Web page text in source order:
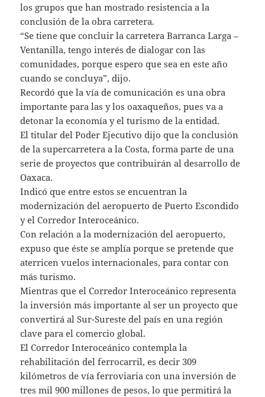
los grupos que han mostrado resistencia a la
conclusión de la obra carretera.
“Se tiene que concluir la carretera Barranca Larga –
Ventanilla, tengo interés de dialogar con las
comunidades, porque espero que sea en este año
cuando se concluya”, dijo.
Recordó que la vía de comunicación es una obra
importante para las y los oaxaqueños, pues va a
detonar la economía y el turismo de la entidad.
El titular del Poder Ejecutivo dijo que la conclusión
de la supercarretera a la Costa, forma parte de una
serie de proyectos que contribuirán al desarrollo de
Oaxaca.
Indicó que entre estos se encuentran la
modernización del aeropuerto de Puerto Escondido
y el Corredor Interoceánico.
Con relación a la modernización del aeropuerto,
expuso que éste se amplía porque se pretende que
aterricen vuelos internacionales, para contar con
más turismo.
Mientras que el Corredor Interoceánico representa
la inversión más importante al ser un proyecto que
convertirá al Sur-Sureste del país en una región
clave para el comercio global.
El Corredor Interoceánico contempla la
rehabilitación del ferrocarril, es decir 309
kilómetros de vía ferroviaria con una inversión de
tres mil 900 millones de pesos, lo que permitirá la